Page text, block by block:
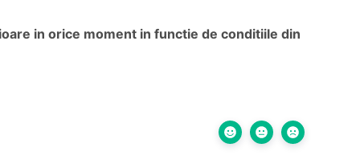
in orice moment in functie de conditiile din